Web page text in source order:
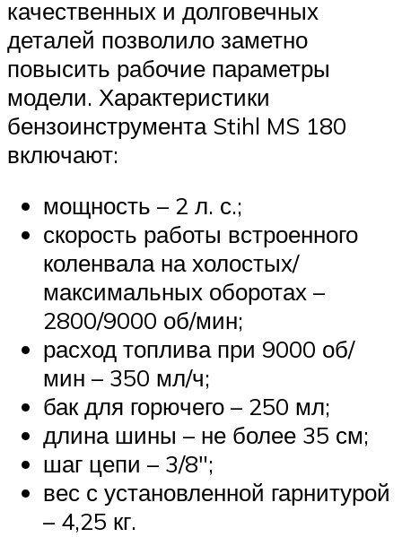
качественных и долговечных
деталей позволило заметно
повысить рабочие параметры
модели. Характеристики
бензоинструмента Stihl MS 180
включают:
мощность – 2 л. с.;
скорость работы встроенного
коленвала на холостых/
максимальных оборотах –
2800/9000 об/мин;
расход топлива при 9000 об/
мин – 350 мл/ч;
бак для горючего – 250 мл;
длина шины – не более 35 см;
шаг цепи – 3/8″;
вес с установленной гарнитурой
– 4,25 кг.